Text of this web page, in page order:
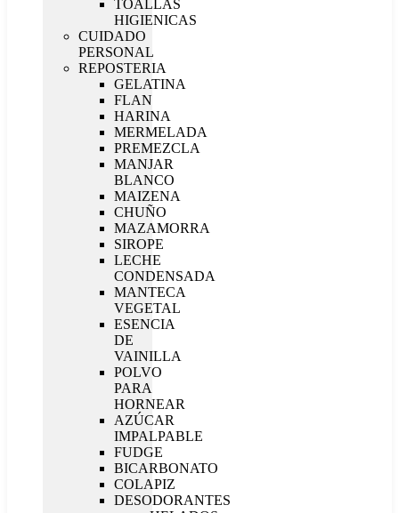
TOALLAS
HIGIENICAS
CUIDADO
PERSONAL
REPOSTERIA
GELATINA
FLAN
HARINA
MERMELADA
PREMEZCLA
MANJAR
BLANCO
MAIZENA
CHUÑO
MAZAMORRA
SIROPE
LECHE
CONDENSADA
MANTECA
VEGETAL
ESENCIA
DE
VAINILLA
POLVO
PARA
HORNEAR
AZÚCAR
IMPALPABLE
FUDGE
BICARBONATO
COLAPIZ
DESODORANTES